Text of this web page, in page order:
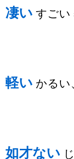
凄い すごい
軽い かるい
如才ない